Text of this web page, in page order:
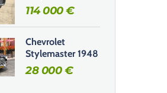
114 000€
Chevrolet
Stylemaster 1948
28 000€